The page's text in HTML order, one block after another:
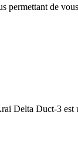
de
Delta Duct-3